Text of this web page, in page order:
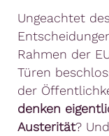
Ungeachtet
Rahmen der
Türen
der
denken
Austerität?